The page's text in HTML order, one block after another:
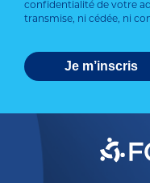
confidentialité de votre
transmise, ni cédée, ni